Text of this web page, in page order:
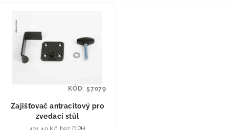
Zajišťovač antracitový pro
zvedací stůl
KÓD: 57079